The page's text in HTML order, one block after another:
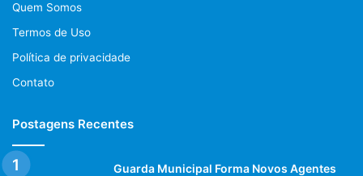
Quem Somos
Termos de Uso
Política de privacidade
Contato
Postagens Recentes
Guarda Municipal Forma Novos Agentes